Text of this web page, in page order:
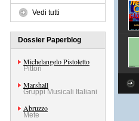
Vedi tutti
Dossier Paperblog
Michelangelo Pistoletto
Pittori
Marshall
Gruppi Musicali Italiani
Abruzzo
Mete